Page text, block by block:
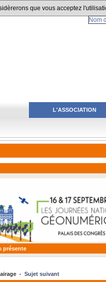
que vous acceptez
L'ASSOCIATION
présente
- Sujet suivant